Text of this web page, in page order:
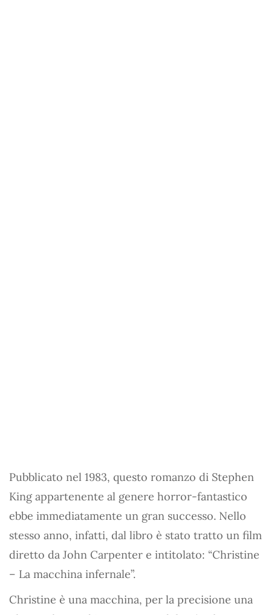
Pubblicato nel 1983, questo romanzo di Stephen
King appartenente al genere horror-fantastico
ebbe immediatamente un gran successo. Nello
stesso anno, infatti, dal libro è stato tratto un film
diretto da John Carpenter e intitolato: “Christine
– La macchina infernale”.
Christine è una macchina, per la precisione una